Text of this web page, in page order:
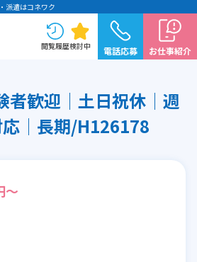
派遣はコネワク
閲覧履歴検討中 電話応募 お仕事紹介
者歓迎│土日祝休│週
│長期/H126178
～